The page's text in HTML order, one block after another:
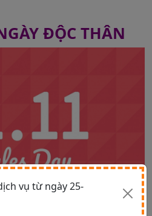
ĐỘC THÂN
vụ từ ngày 25-